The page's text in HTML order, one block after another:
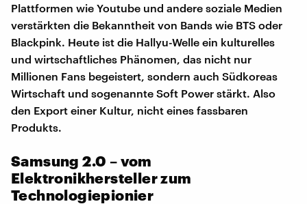
Plattformen wie Youtube und andere soziale Medien
verstärkten die Bekanntheit von Bands wie BTS oder
Blackpink. Heute ist die Hallyu-Welle ein kulturelles
und wirtschaftliches Phänomen, das nicht nur
Millionen Fans begeistert, sondern auch Südkoreas
Wirtschaft und sogenannte Soft Power stärkt. Also
den Export einer Kultur, nicht eines fassbaren
Produkts.
Samsung 2.0 – vom
Elektronikhersteller zum
Technologiepionier